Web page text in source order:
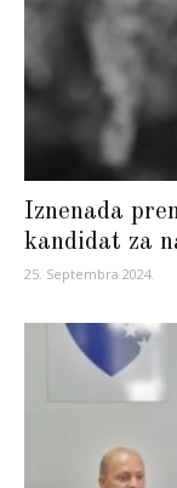
Iznenada
kandidat za
25. Septembra 2024.